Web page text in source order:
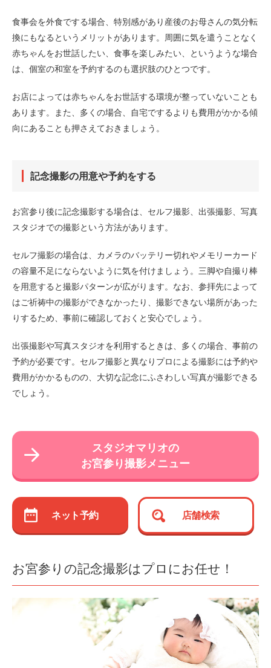
食事会を外食でする場合、特別感があり産後のお母さんの気分転
換にもなるというメリットがあります。周囲に気を遣うことなく
赤ちゃんをお世話したい、食事を楽しみたい、というような場合
は、個室の和室を予約するのも選択肢のひとつです。
お店によっては赤ちゃんをお世話する環境が整っていないことも
あります。また、多くの場合、自宅でするよりも費用がかかる傾
向にあることも押さえておきましょう。
記念撮影の用意や予約をする
お宮参り後に記念撮影する場合は、セルフ撮影、出張撮影、写真
スタジオでの撮影という方法があります。
セルフ撮影の場合は、カメラのバッテリー切れやメモリーカード
の容量不足にならないように気を付けましょう。三脚や自撮り棒
を用意すると撮影パターンが広がります。なお、参拝先によって
はご祈祷中の撮影ができなかったり、撮影できない場所があった
りするため、事前に確認しておくと安心でしょう。
出張撮影や写真スタジオを利用するときは、多くの場合、事前の
予約が必要です。セルフ撮影と異なりプロによる撮影には予約や
費用がかかるものの、大切な記念にふさわしい写真が撮影できる
でしょう。
スタジオマリオの
お宮参り撮影メニュー
ネット予約 店舗検索
お宮参りの記念撮影はプロにお任せ！